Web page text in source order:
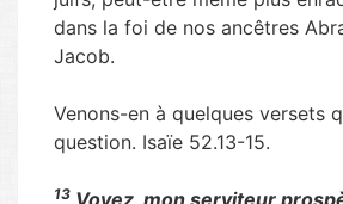
dans la foi de nos ancêtres
Jacob.
Venons-en à quelques versets
question. Isaïe 52.13-15.
13 Voyez, mon serviteur